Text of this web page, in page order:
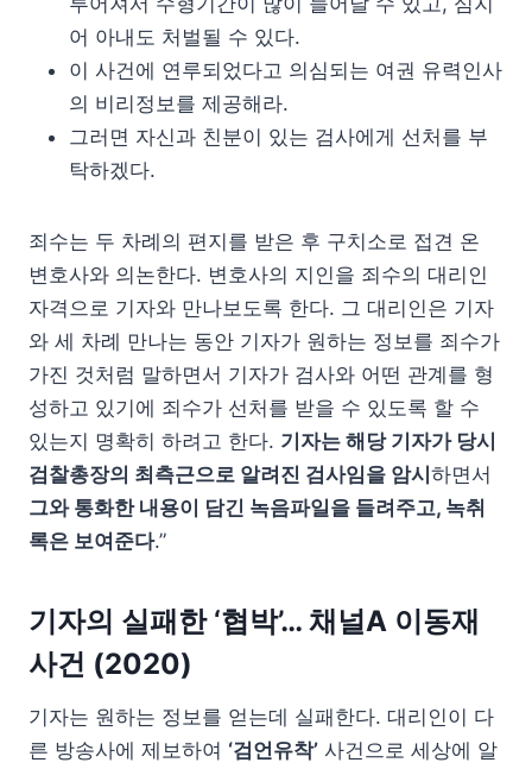
어 아내도 처벌될 수 있다.
이 사건에 연루되었다고 의심되는 여권 유력인사
의 비리정보를 제공해라.
그러면 자신과 친분이 있는 검사에게 선처를 부
탁하겠다.
죄수는 두 차례의 편지를 받은 후 구치소로 접견 온
변호사와 의논한다. 변호사의 지인을 죄수의 대리인
자격으로 기자와 만나보도록 한다. 그 대리인은 기자
와 세 차례 만나는 동안 기자가 원하는 정보를 죄수가
가진 것처럼 말하면서 기자가 검사와 어떤 관계를 형
성하고 있기에 죄수가 선처를 받을 수 있도록 할 수
있는지 명확히 하려고 한다. 기자는 해당 기자가 당시
검찰총장의 최측근으로 알려진 검사임을 암시하면서
그와 통화한 내용이 담긴 녹음파일을 들려주고, 녹취
록은 보여준다.”
기자의 실패한 ‘협박’… 채널A 이동재
사건 (2020)
기자는 원하는 정보를 얻는데 실패한다. 대리인이 다
른 방송사에 제보하여 ‘검언유착’ 사건으로 세상에 알